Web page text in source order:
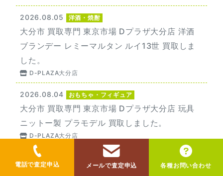
2026.08.05 洋酒・焼酎
大分市 買取専門 東京市場 Dプラザ大分店 洋酒
ブランデー レミーマルタン ルイ13世 買取しま
した。
D-PLAZA大分店
2026.08.04 おもちゃ・フィギュア
大分市 買取専門 東京市場 Dプラザ大分店 玩具
ニットー製 プラモデル 買取しました。
D-PLAZA大分店
電話で査定申込 メールで査定申込 各種お問い合わせ